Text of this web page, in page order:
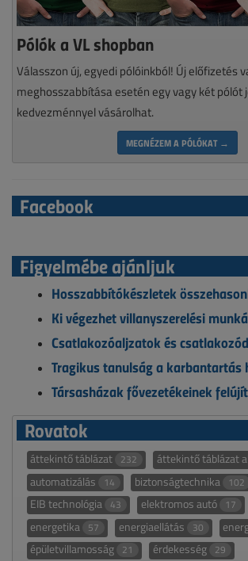
Pólók a VL shopban
Válasszon új, egyedi pólóinkból! Új előfizetés
meghosszabbítása esetén egy vagy két pólót
kedvezménnyel vásárolhat.
MEGNÉZEM A PÓLÓKAT →
Facebook
Figyelmébe ajánljuk
Hosszabbítókészletek
Ki végezhet villanyszerelési
Csatlakozóaljzatok és
Tragikus tanulság a karbantartás
Társasházak fővezetékeinek
Rovatok
áttekintő táblázat 232 áttekintő táblázat
automatizálás 14 biztonságtechnika 102
EIB technológia 43 elektromos autó 17
energetika 57 energiaellátás 30
épületvillamosság 21 érdekesség 29